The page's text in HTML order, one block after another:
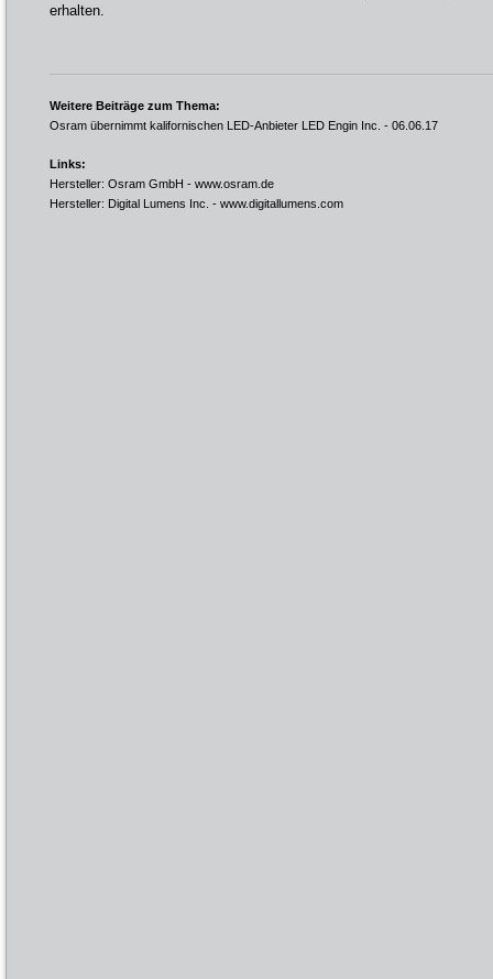
erhalten.
Weitere Beiträge zum Thema:
Osram übernimmt kalifornischen LED-Anbieter LED Engin Inc. - 06.06.17
Links:
Hersteller: Osram GmbH - www.osram.de
Hersteller: Digital Lumens Inc. - www.digitallumens.com